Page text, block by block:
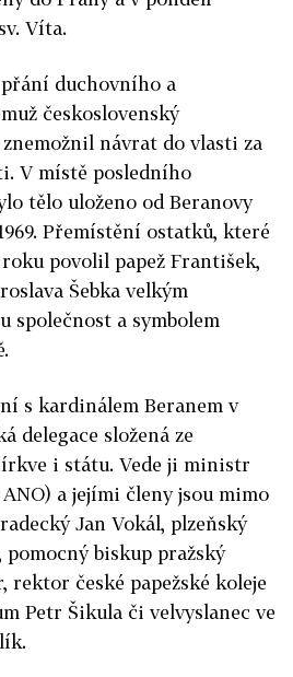
Víta.
duchovního a
československý
návrat do vlasti za
V místě posledního
tělo uloženo od Beranovy
Přemístění ostatků, které
povolil papež František,
Šebka velkým
společnost a symbolem
s kardinálem Beranem v
delegace složená ze
i státu. Vede ji ministr
a jejími členy jsou mimo
Jan Vokál, plzeňský
pomocný biskup pražský
rektor české papežské koleje
Petr Šikula či velvyslanec ve